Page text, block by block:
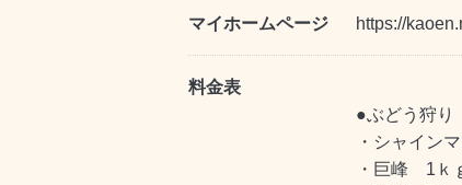
マイホームページ https://
料金表
●ぶどう狩り
・シャイン
・巨峰 1ｋ